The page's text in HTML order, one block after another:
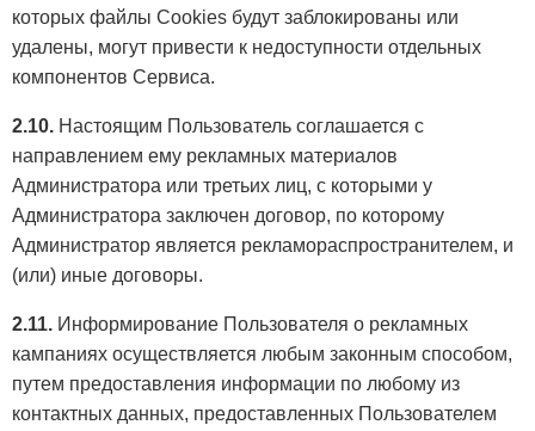
которых файлы Cookies будут заблокированы или
удалены, могут привести к недоступности отдельных
компонентов Сервиса.
2.10. Настоящим Пользователь соглашается с
направлением ему рекламных материалов
Администратора или третьих лиц, с которыми у
Администратора заключен договор, по которому
Администратор является рекламораспространителем, и
(или) иные договоры.
2.11. Информирование Пользователя о рекламных
кампаниях осуществляется любым законным способом,
путем предоставления информации по любому из
контактных данных, предоставленных Пользователем